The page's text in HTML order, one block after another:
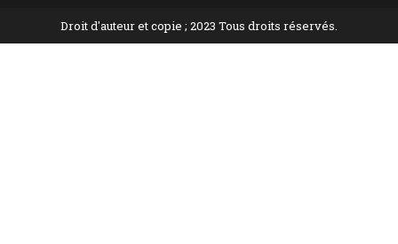
Droit d'auteur et copie ; 2023 Tous droits réservés.